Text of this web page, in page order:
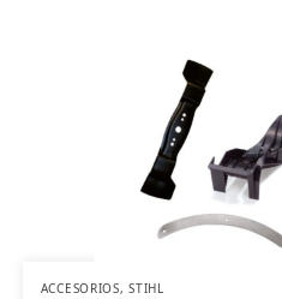
ACCESORIOS,STIHL